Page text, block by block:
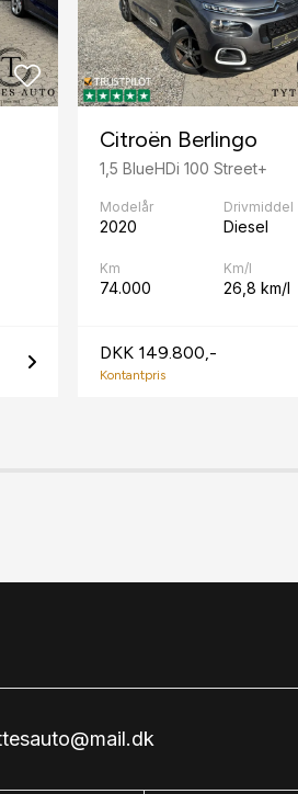
Citroën Berlingo
1,5 BlueHDi 100 Street+
Modelår
2020
Drivmiddel
Diesel
Km
74.000
Km/l
26,8 km/l
DKK 149.800,-
Kontantpris